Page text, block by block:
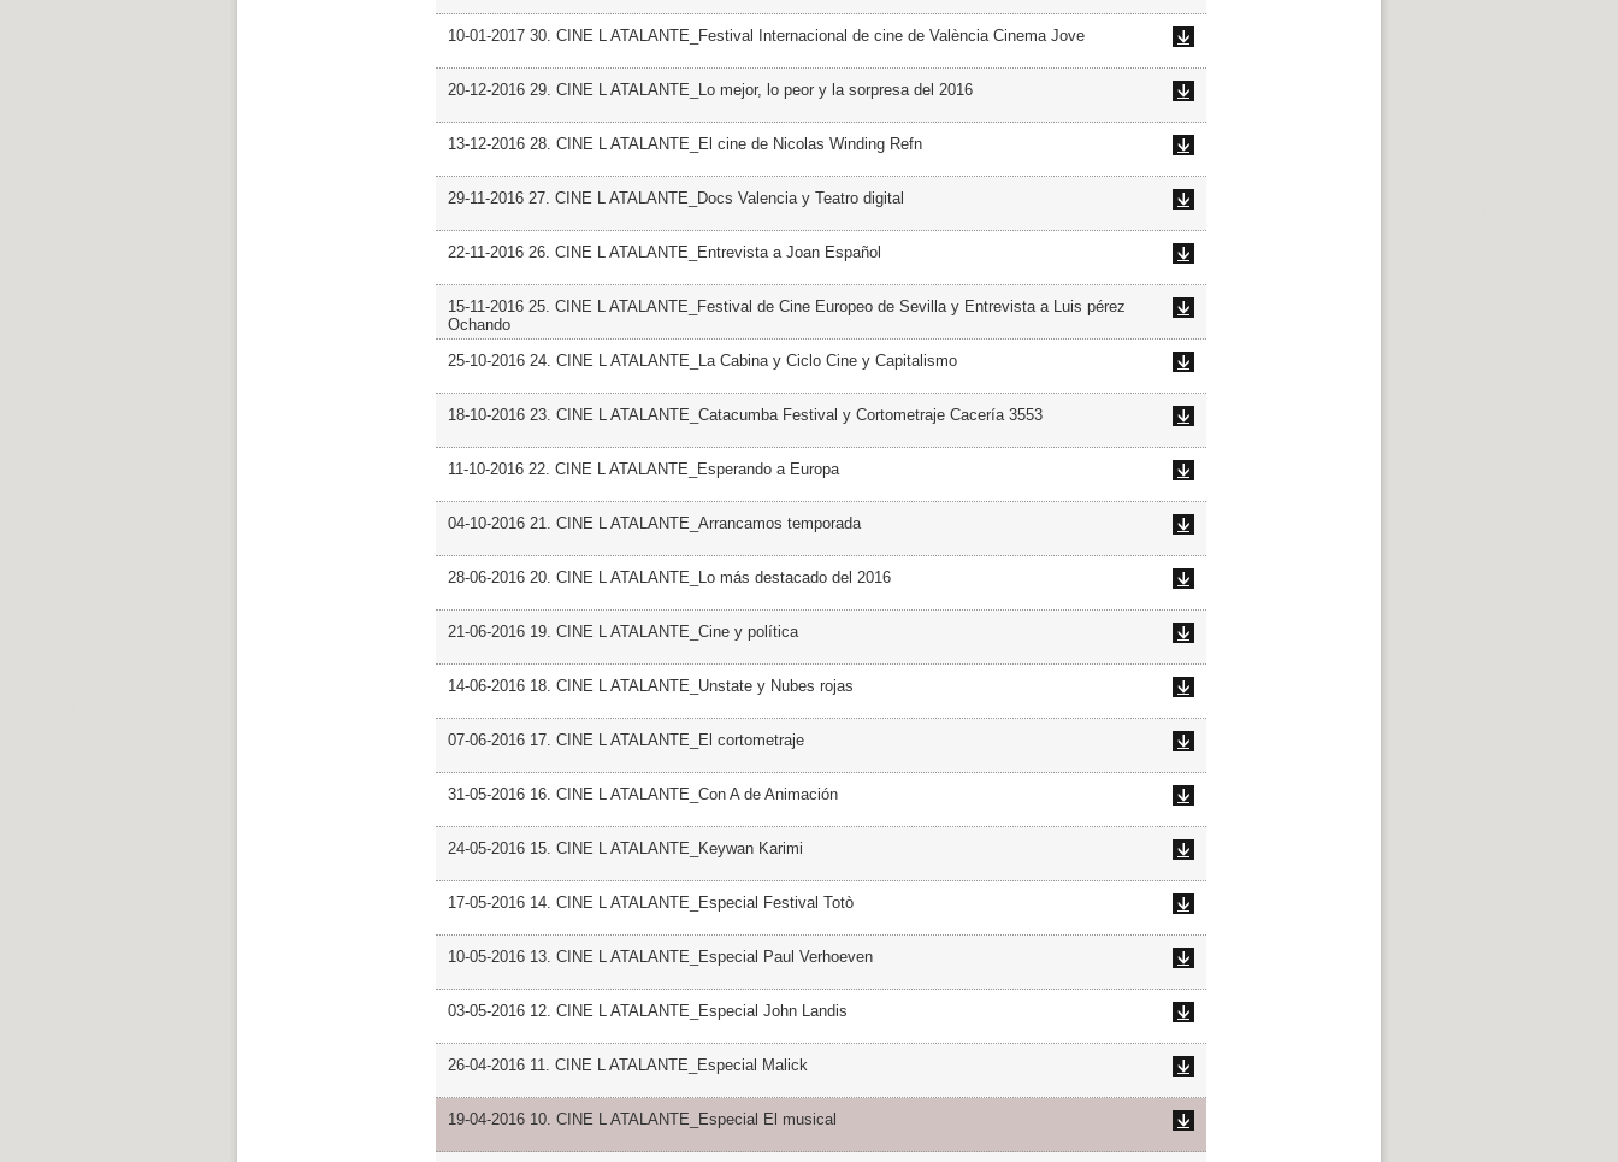
10-01-2017 30. CINE L ATALANTE_Festival Internacional de cine de València Cinema Jove
20-12-2016 29. CINE L ATALANTE_Lo mejor, lo peor y la sorpresa del 2016
13-12-2016 28. CINE L ATALANTE_El cine de Nicolas Winding Refn
29-11-2016 27. CINE L ATALANTE_Docs Valencia y Teatro digital
22-11-2016 26. CINE L ATALANTE_Entrevista a Joan Español
15-11-2016 25. CINE L ATALANTE_Festival de Cine Europeo de Sevilla y Entrevista a Luis pérez
Ochando
25-10-2016 24. CINE L ATALANTE_La Cabina y Ciclo Cine y Capitalismo
18-10-2016 23. CINE L ATALANTE_Catacumba Festival y Cortometraje Cacería 3553
11-10-2016 22. CINE L ATALANTE_Esperando a Europa
04-10-2016 21. CINE L ATALANTE_Arrancamos temporada
28-06-2016 20. CINE L ATALANTE_Lo más destacado del 2016
21-06-2016 19. CINE L ATALANTE_Cine y política
14-06-2016 18. CINE L ATALANTE_Unstate y Nubes rojas
07-06-2016 17. CINE L ATALANTE_El cortometraje
31-05-2016 16. CINE L ATALANTE_Con A de Animación
24-05-2016 15. CINE L ATALANTE_Keywan Karimi
17-05-2016 14. CINE L ATALANTE_Especial Festival Totò
10-05-2016 13. CINE L ATALANTE_Especial Paul Verhoeven
03-05-2016 12. CINE L ATALANTE_Especial John Landis
26-04-2016 11. CINE L ATALANTE_Especial Malick
19-04-2016 10. CINE L ATALANTE_Especial El musical